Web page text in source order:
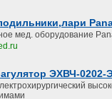
мед. оборудование
ЭХВЧ-